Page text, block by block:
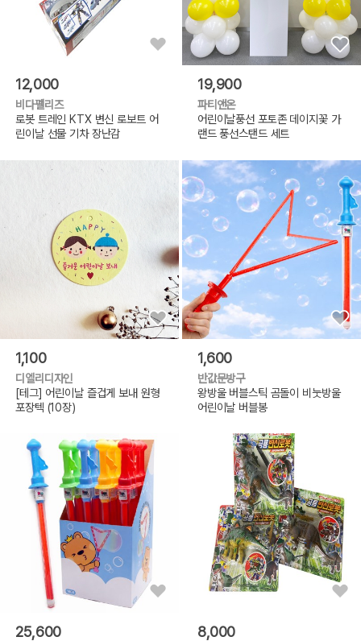
12,000
비다펠리즈
로봇 트레인 KTX 변신 로보트 어
린이날 선물 기차 장난감
19,900
파티앤온
어린이날풍선 포토존 데이지꽃 가
랜드 풍선스탠드 세트
1,100
디엘리디자인
[테그] 어린이날 즐겁게 보내 원형
포장텍 (10장)
1,600
반값문방구
왕방울 버블스틱 곰돌이 비눗방울
어린이날 버블봉
25,600 8,000